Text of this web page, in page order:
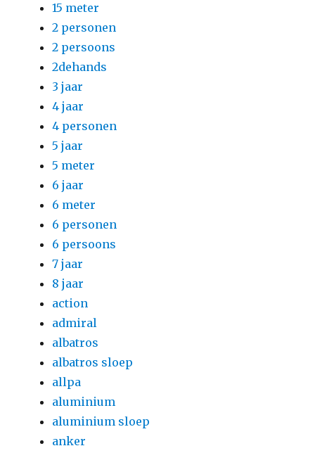
15 meter
2 personen
2 persoons
2dehands
3 jaar
4 jaar
4 personen
5 jaar
5 meter
6 jaar
6 meter
6 personen
6 persoons
7 jaar
8 jaar
action
admiral
albatros
albatros sloep
allpa
aluminium
aluminium sloep
anker